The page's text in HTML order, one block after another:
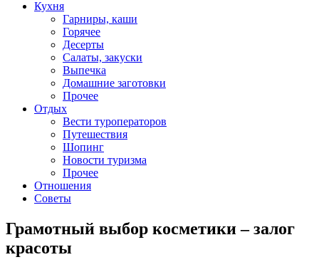
Кухня
Гарниры, каши
Горячее
Десерты
Салаты, закуски
Выпечка
Домашние заготовки
Прочее
Отдых
Вести туроператоров
Путешествия
Шопинг
Новости туризма
Прочее
Отношения
Советы
Грамотный выбор косметики – залог
красоты